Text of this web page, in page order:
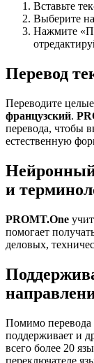
Вставьте
Выберите
Нажмите
Перевод
Переводите
французский.
перевода, чтобы
естественную
Нейронный
и
PROMT.One
помогает
деловых,
Помимо перевода
поддерживает и
всего более 20
переключателе